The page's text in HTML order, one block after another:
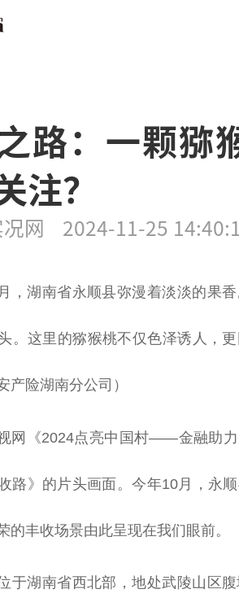
路：一颗猕
注？
网 2024-11-25
，湖南省永顺县弥漫着淡淡的果
。这里的猕猴桃不仅色泽诱人，
产险湖南分公司）
网《2024点亮中国村——金融助
路》的片头画面。今年10月，永
的丰收场景由此呈现在我们眼前。
于湖南省西北部，地处武陵山区